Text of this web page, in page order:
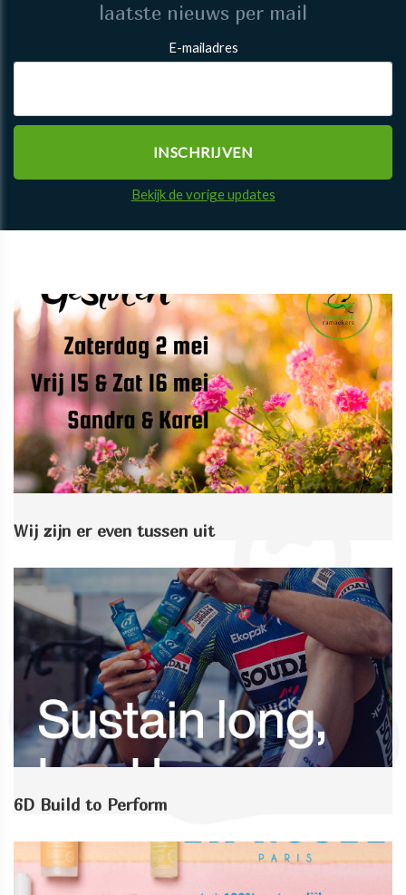
laatste nieuws per mail
E-mailadres
Bekijk de vorige updates
Wij zijn er even tussen uit
6D Build to Perform